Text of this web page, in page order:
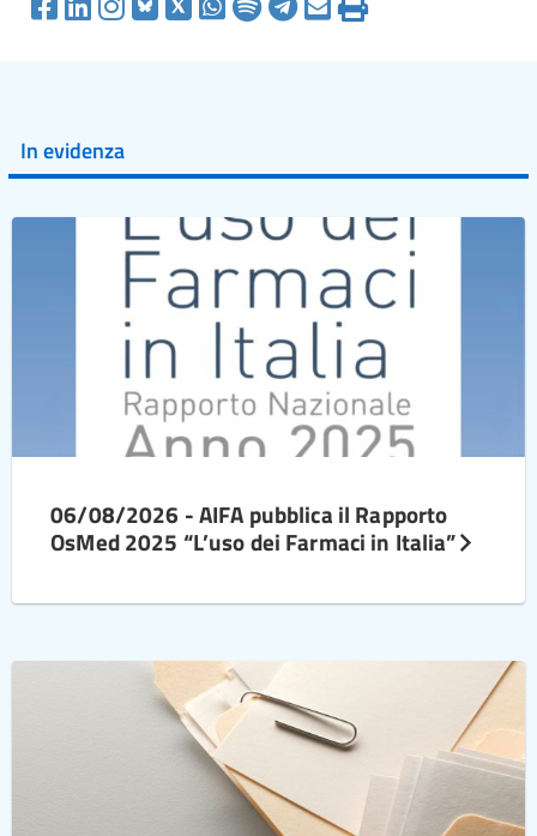
In evidenza
06/08/2026 - AIFA pubblica il Rapporto
OsMed 2025 “L’uso dei Farmaci in Italia”